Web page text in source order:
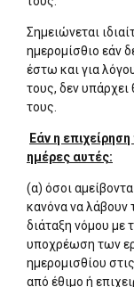
Σημειώνεται
ημερομίσθιο εάν
έστω και για
τους, δεν υπάρχει
τους.
Εάν η
ημέρες αυτές:
(α) όσοι
κανόνα να λάβουν
διάταξη νόμου με
υποχρέωση των
ημερομισθίου
από έθιμο ή